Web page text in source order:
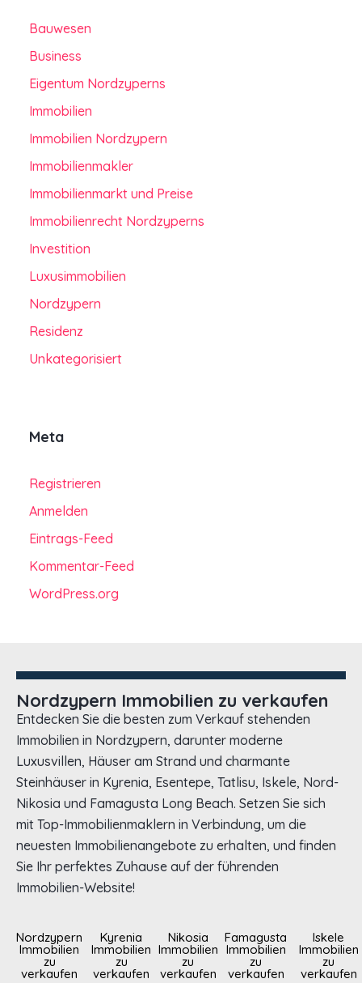
Bauwesen
Business
Eigentum Nordzyperns
Immobilien
Immobilien Nordzypern
Immobilienmakler
Immobilienmarkt und Preise
Immobilienrecht Nordzyperns
Investition
Luxusimmobilien
Nordzypern
Residenz
Unkategorisiert
Meta
Registrieren
Anmelden
Eintrags-Feed
Kommentar-Feed
WordPress.org
Nordzypern Immobilien zu verkaufen
Entdecken Sie die besten zum Verkauf stehenden
Immobilien in Nordzypern, darunter moderne
Luxusvillen, Häuser am Strand und charmante
Steinhäuser in Kyrenia, Esentepe, Tatlisu, Iskele, Nord-
Nikosia und Famagusta Long Beach. Setzen Sie sich
mit Top-Immobilienmaklern in Verbindung, um die
neuesten Immobilienangebote zu erhalten, und finden
Sie Ihr perfektes Zuhause auf der führenden
Immobilien-Website!
Nordzypern
Immobilien
zu
verkaufen
Kyrenia
Immobilien
zu
verkaufen
Nikosia
Immobilien
zu
verkaufen
Famagusta
Immobilien
zu
verkaufen
Iskele
Immobilien
zu
verkaufen